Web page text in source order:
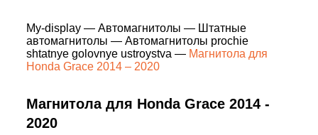
My-display — Автомагнитолы — Штатные
автомагнитолы — Автомагнитолы prochie
shtatnye golovnye ustroystva — Магнитола для
Honda Grace 2014 – 2020
Магнитола для Honda Grace 2014 -
2020